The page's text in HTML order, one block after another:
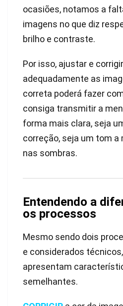
ocasiões, notamos a
imagens no que diz
brilho e contraste.
Por isso, ajustar e corrigir
adequadamente as
correta poderá fazer
consiga transmitir a
forma mais clara, seja
correção, seja um tom a
nas sombras.
Entendendo a
os processos
Mesmo sendo dois
e considerados
apresentam
semelhantes.